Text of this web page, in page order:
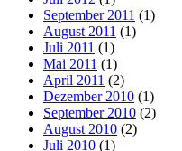
September 2011 (1)
August 2011 (1)
Juli 2011 (1)
Mai 2011 (1)
April 2011 (2)
Dezember 2010 (1)
September 2010 (2)
August 2010 (2)
Juli 2010 (1)